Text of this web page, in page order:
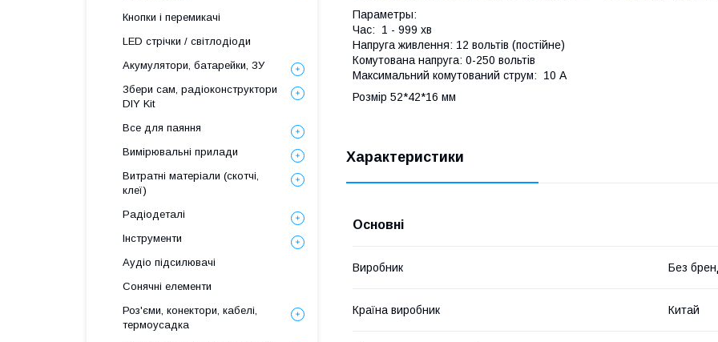
Параметры:
Час: 1 - 999 хв
Напруга живлення: 12 вольтів (постійне)
Комутована напруга: 0-250 вольтів
Максимальний комутований струм: 10 А
Розмір 52*42*16 мм
Характеристики
Основні
Виробник Без
Країна виробник Китай
Кнопки і перемикачі
LED стрічки / світлодіоди
Акумулятори, батарейки, ЗУ
Збери сам, радіоконструктори
DIY Kit
Все для паяння
Вимірювальні прилади
Витратні матеріали (скотчі,
клеї)
Радіодеталі
Інструменти
Аудіо підсилювачі
Сонячні елементи
Роз'єми, конектори, кабелі,
термоусадка